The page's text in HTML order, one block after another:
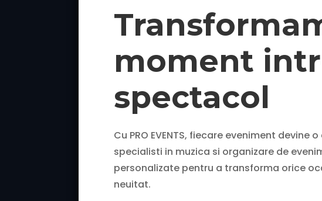
moment
spectacol
Cu PRO EVENTS, fiecare eveniment devine
specialisti in muzica si organizare de
personalizate pentru a transforma orice
neuitat.